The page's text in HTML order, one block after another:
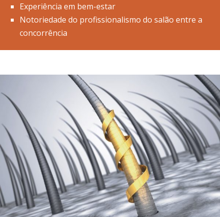
Experiência em bem-estar
Notoriedade do profissionalismo do salão entre a
concorrência